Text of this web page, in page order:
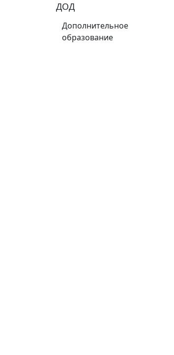
ДОД
Дополнительное
образование